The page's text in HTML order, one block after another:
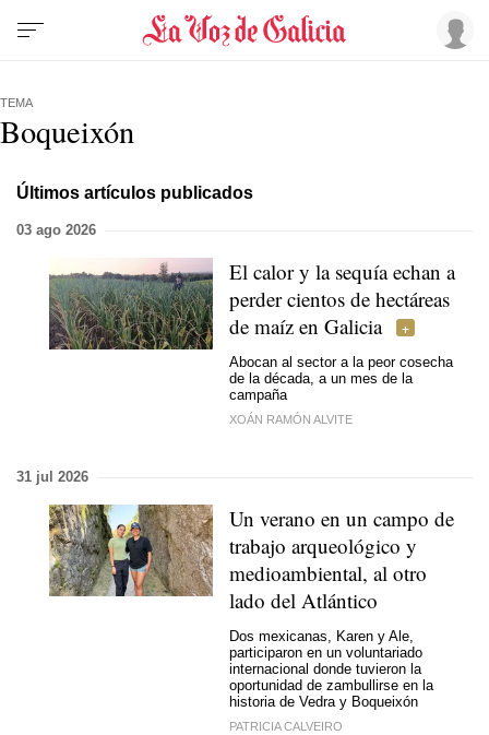
TEMA
Boqueixón
Últimos artículos publicados
03 ago 2026
El calor y la sequía echan a
perder cientos de hectáreas
de maíz en Galicia
Abocan al sector a la peor cosecha
de la década, a un mes de la
campaña
XOÁN RAMÓN ALVITE
31 jul 2026
Un verano en un campo de
trabajo arqueológico y
medioambiental, al otro
lado del Atlántico
Dos mexicanas, Karen y Ale,
participaron en un voluntariado
internacional donde tuvieron la
oportunidad de zambullirse en la
historia de Vedra y Boqueixón
PATRICIA CALVEIRO